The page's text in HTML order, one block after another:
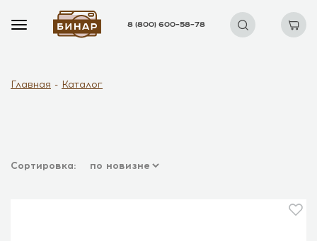
8 (800) 600–58–78
Главная Каталог
Сортировка: